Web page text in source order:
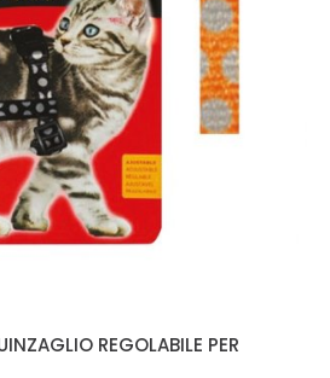
REGOLABILE PER